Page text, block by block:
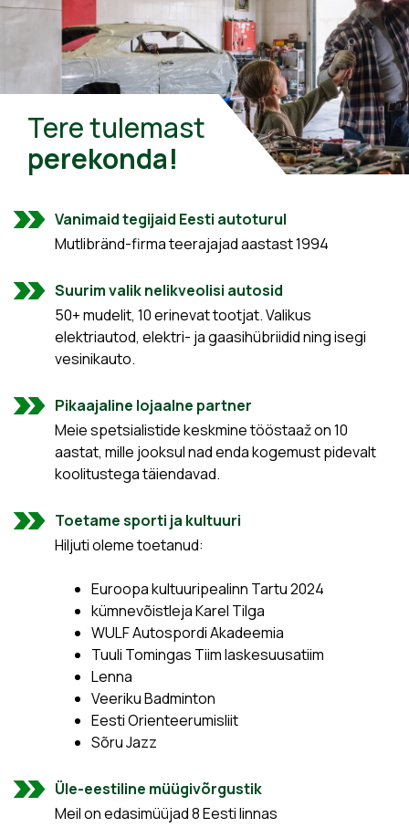
Tere tulemast
perekonda!
Vanimaid tegijaid Eesti autoturul
Mutlibränd-firma teerajajad aastast 1994
Suurim valik nelikveolisi autosid
50+ mudelit, 10 erinevat tootjat. Valikus
elektriautod, elektri- ja gaasihübriidid ning isegi
vesinikauto.
Pikaajaline lojaalne partner
Meie spetsialistide keskmine tööstaaž on 10
aastat, mille jooksul nad enda kogemust pidevalt
koolitustega täiendavad.
Toetame sporti ja kultuuri
Hiljuti oleme toetanud:
Euroopa kultuuripealinn Tartu 2024
kümnevõistleja Karel Tilga
WULF Autospordi Akadeemia
Tuuli Tomingas Tiim laskesuusatiim
Lenna
Veeriku Badminton
Eesti Orienteerumisliit
Sõru Jazz
Üle-eestiline müügivõrgustik
Meil on edasimüüjad 8 Eesti linnas